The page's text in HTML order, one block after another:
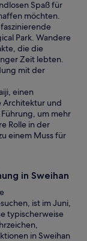
Spaß für
möchten.
Park. Wandere
die die
Zeit lebten.
mit der
einen
Architektur und
um mehr
Rolle in der
einem Muss für
in Sweihan
ist im Juni,
typischerweise
in Sweihan